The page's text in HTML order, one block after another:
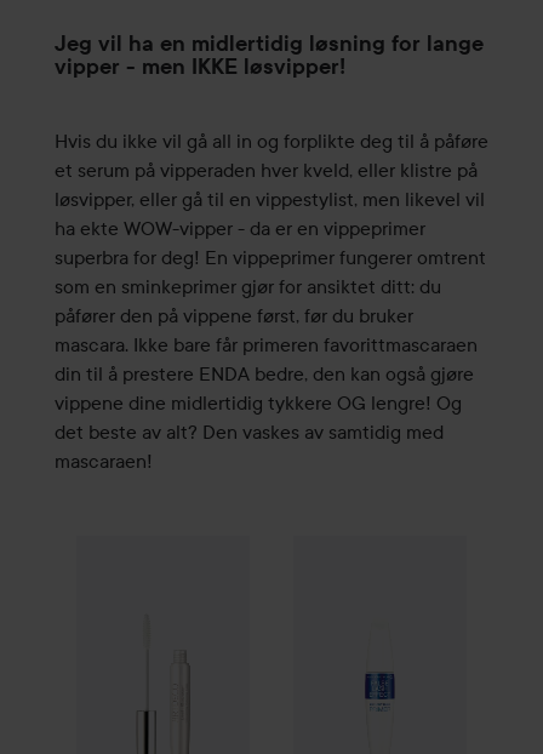
Jeg vil ha en midlertidig løsning for lange
vipper - men IKKE løsvipper!
Hvis du ikke vil gå all in og forplikte deg til å påføre
et serum på vipperaden hver kveld, eller klistre på
løsvipper, eller gå til en vippestylist, men likevel vil
ha ekte WOW-vipper - da er en vippeprimer
superbra for deg! En vippeprimer fungerer omtrent
som en sminkeprimer gjør for ansiktet ditt: du
påfører den på vippene først, før du bruker
mascara. Ikke bare får primeren favorittmascaraen
din til å prestere ENDA bedre, den kan også gjøre
vippene dine midlertidig tykkere OG lengre! Og
det beste av alt? Den vaskes av samtidig med
mascaraen!​